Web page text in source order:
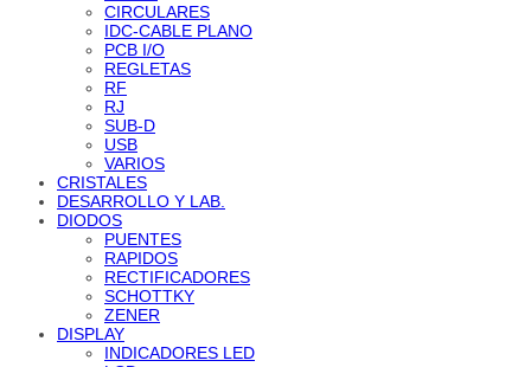
CIRCULARES
IDC-CABLE PLANO
PCB I/O
REGLETAS
RF
RJ
SUB-D
USB
VARIOS
CRISTALES
DESARROLLO Y LAB.
DIODOS
PUENTES
RAPIDOS
RECTIFICADORES
SCHOTTKY
ZENER
DISPLAY
INDICADORES LED